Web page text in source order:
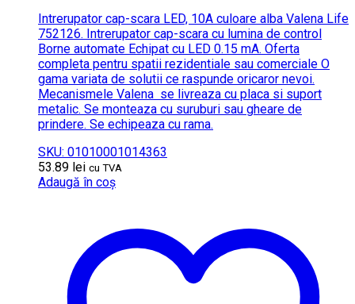
Intrerupator cap-scara LED, 10A culoare alba Valena Life
752126. Intrerupator cap-scara cu lumina de control
Borne automate Echipat cu LED 0.15 mA. Oferta
completa pentru spatii rezidentiale sau comerciale O
gama variata de solutii ce raspunde oricaror nevoi.
Mecanismele Valena se livreaza cu placa si suport
metalic. Se monteaza cu suruburi sau gheare de
prindere. Se echipeaza cu rama.
SKU: 01010001014363
53.89 lei cu TVA
Adaugă în coș